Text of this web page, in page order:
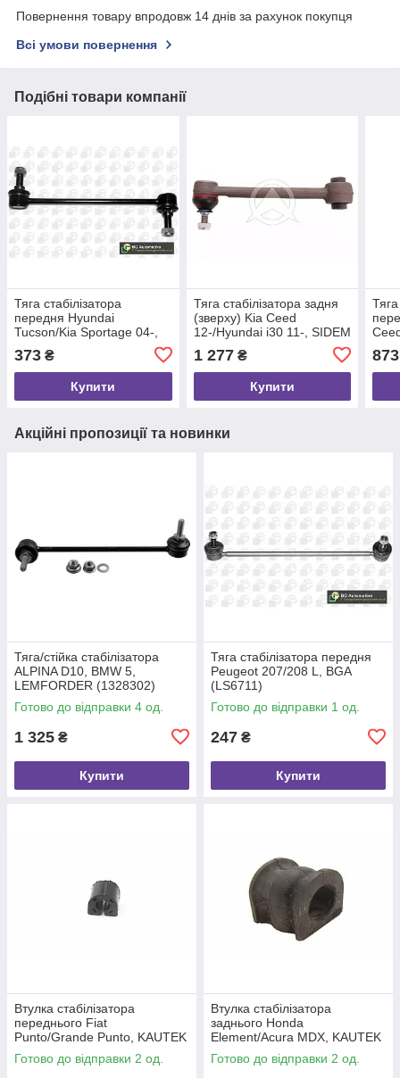
Повернення товару впродовж 14 днів за рахунок покупця
Всі умови повернення
Подібні товари компанії
Тяга стабілізатора
передня Hyundai
Tucson/Kia Sportage 04-,
373 ₴
Купити
Тяга стабілізатора задня
(зверху) Kia Ceed
12-/Hyundai i30 11-, SIDEM
1 277₴
Купити
Тяга
873
Акційні пропозиції та новинки
Тяга/стійка стабілізатора
ALPINA D10, BMW 5,
LEMFORDER (1328302)
Готово до відправки 4 од.
1 325 ₴
Купити
Тяга стабілізатора передня
Peugeot 207/208 L, BGA
(LS6711)
Готово до відправки 1 од.
247 ₴
Купити
Втулка стабілізатора
переднього Fiat
Punto/Grande Punto, KAUTEK
(FIBS120)
Готово до відправки 2 од.
Втулка стабілізатора
заднього Honda
Element/Acura MDX, KAUTEK
(HOBS188)
Готово до відправки 2 од.